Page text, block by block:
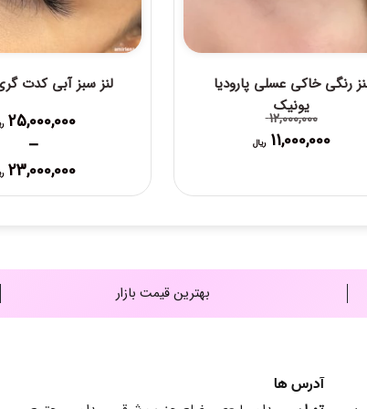
رنگی خاکی عسلی پارودیا
یونیک
12,000,000
قیمت
12,000,000 ریال
11,000,000 ریال
قیمت
11,000,000 ریال.
لنز سبز آبی کدت
25,000,000
–
23,000,000
Price
بهترین قیمت بازار
آدرس ها